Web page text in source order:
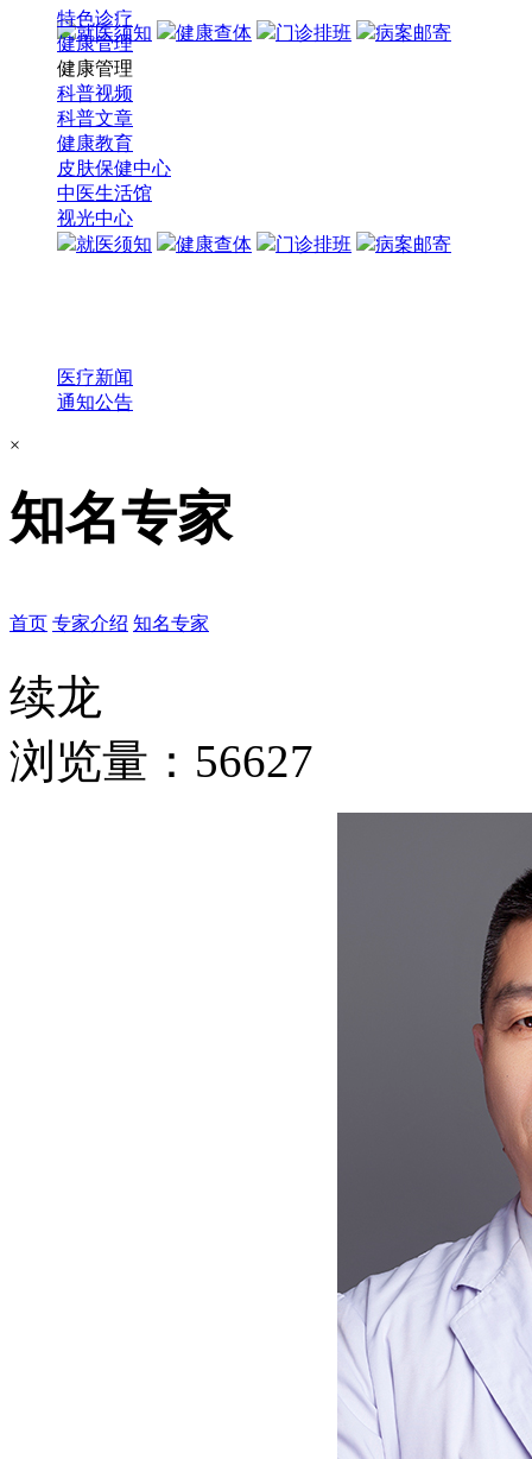
就医须知 健康查体 门诊排班 病案邮寄
特色诊疗
健康管理
健康管理
科普视频
科普文章
健康教育
皮肤保健中心
中医生活馆
视光中心
就医须知
健康查体 门诊排班 病案邮寄
医疗新闻
通知公告
×
知名专家
首页 专家介绍 知名专家
续龙
浏览量：56627